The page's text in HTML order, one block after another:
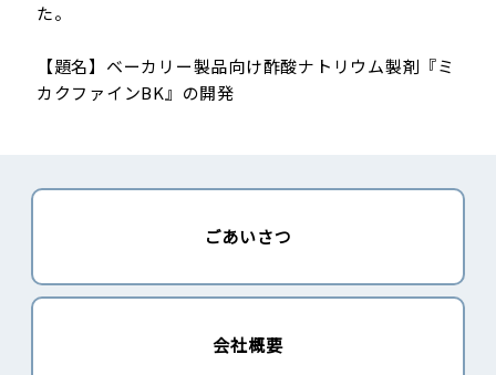
た。
【題名】ベーカリー製品向け酢酸ナトリウム製剤『ミ
カクファインBK』の開発
ごあいさつ
会社概要